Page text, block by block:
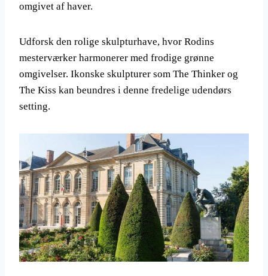
omgivet af haver.
Udforsk den rolige skulpturhave, hvor Rodins
mesterværker harmonerer med frodige grønne
omgivelser. Ikonske skulpturer som The Thinker og
The Kiss kan beundres i denne fredelige udendørs
setting.